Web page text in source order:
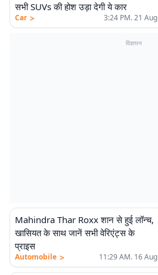
सभी SUVs की होश उड़ा देगी ये कार
Car > 3:24 PM. 21 Aug
विज्ञापन
Mahindra Thar Roxx शान से हुई लॉन्च,
खासियत के साथ जानें सभी वेरिएंट्स के
प्राइस
Automobile > 11:29 AM. 16 Aug